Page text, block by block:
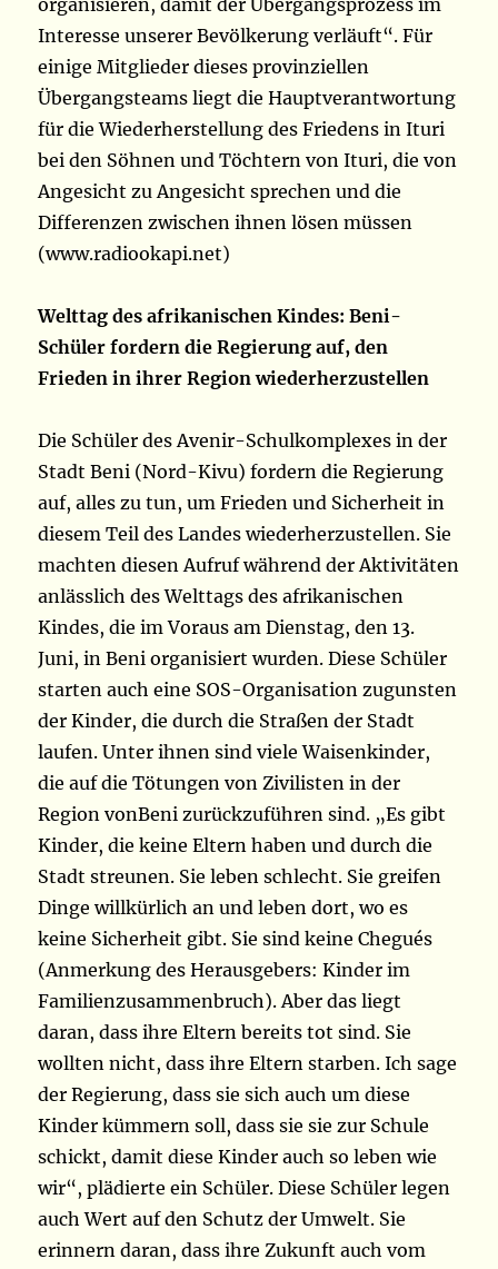
organisieren, damit der Übergangsprozess im
Interesse unserer Bevölkerung verläuft“. Für
einige Mitglieder dieses provinziellen
Übergangsteams liegt die Hauptverantwortung
für die Wiederherstellung des Friedens in Ituri
bei den Söhnen und Töchtern von Ituri, die von
Angesicht zu Angesicht sprechen und die
Differenzen zwischen ihnen lösen müssen
(www.radiookapi.net)
Welttag des afrikanischen Kindes: Beni-
Schüler fordern die Regierung auf, den
Frieden in ihrer Region wiederherzustellen
Die Schüler des Avenir-Schulkomplexes in der
Stadt Beni (Nord-Kivu) fordern die Regierung
auf, alles zu tun, um Frieden und Sicherheit in
diesem Teil des Landes wiederherzustellen. Sie
machten diesen Aufruf während der Aktivitäten
anlässlich des Welttags des afrikanischen
Kindes, die im Voraus am Dienstag, den 13.
Juni, in Beni organisiert wurden. Diese Schüler
starten auch eine SOS-Organisation zugunsten
der Kinder, die durch die Straßen der Stadt
laufen. Unter ihnen sind viele Waisenkinder,
die auf die Tötungen von Zivilisten in der
Region vonBeni zurückzuführen sind. „Es gibt
Kinder, die keine Eltern haben und durch die
Stadt streunen. Sie leben schlecht. Sie greifen
Dinge willkürlich an und leben dort, wo es
keine Sicherheit gibt. Sie sind keine Chegués
(Anmerkung des Herausgebers: Kinder im
Familienzusammenbruch). Aber das liegt
daran, dass ihre Eltern bereits tot sind. Sie
wollten nicht, dass ihre Eltern starben. Ich sage
der Regierung, dass sie sich auch um diese
Kinder kümmern soll, dass sie sie zur Schule
schickt, damit diese Kinder auch so leben wie
wir“, plädierte ein Schüler. Diese Schüler legen
auch Wert auf den Schutz der Umwelt. Sie
erinnern daran, dass ihre Zukunft auch vom